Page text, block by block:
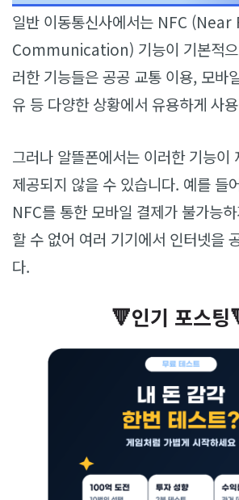
일반 이동통신사에서는 NFC (Near
Communication) 기능이 기본적으
러한 기능들은 공공 교통 이용, 모바
유 등 다양한 상황에서 유용하게 사
그러나 알뜰폰에서는 이러한 기능이
제공되지 않을 수 있습니다. 예를 들
NFC를 통한 모바일 결제가 불가능
할 수 없어 여러 기기에서 인터넷을
다.
🔻인기 포스팅